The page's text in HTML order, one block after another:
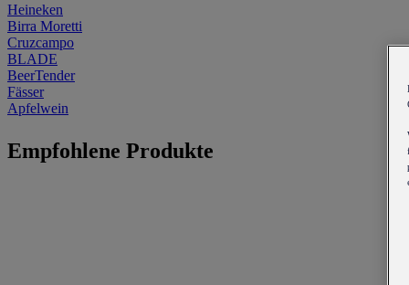
Heineken
Birra Moretti
Cruzcampo
BLADE
BeerTender
Fässer
Apfelwein
Empfohlene Produkte